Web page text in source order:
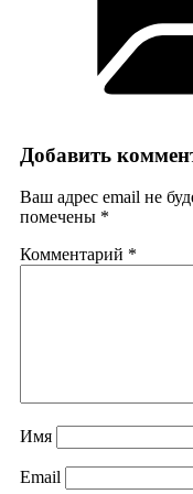
Добавить
Ваш адрес email не
помечены *
Комментарий *
Имя
Email